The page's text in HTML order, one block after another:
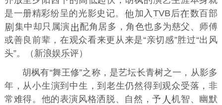
是一册精彩纷呈的光影史记。
加入 TVB 后
数百部
集中却只属演
配角居多，角色也多为慈父、师傅
或善良前辈，在观众看来更从来是“亲切感”胜过“出风
头”。（ 新浪娱乐评）
胡枫有“舞王修”之称，是艺坛长青树之一，从影多
年，从小生演到中生，到老生仍然得到观众受落，非
常难得。他的表演风格洒脱、自然，予
机智、幽默